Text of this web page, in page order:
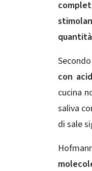
con
cucina
saliva
di sale